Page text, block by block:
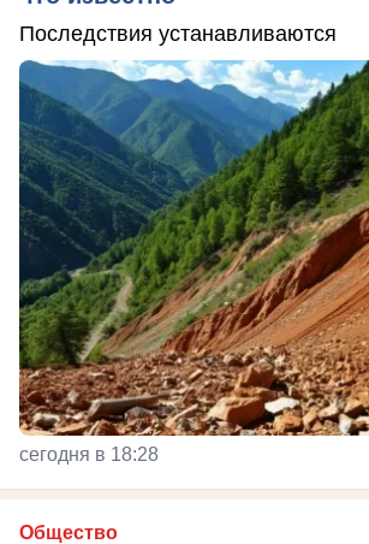
Последствия устанавливаются
сегодня в 18:28
Общество